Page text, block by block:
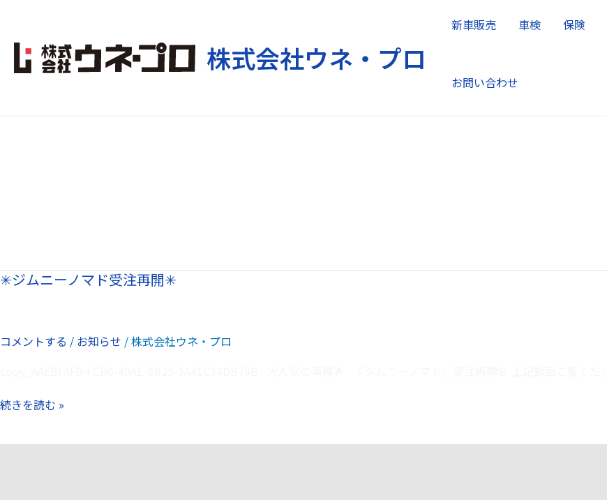
株式会社ウネ・プロ
新車販売 車検 保険
お問い合わせ
✳︎ジムニーノマド受注再開✳︎
コメントする / お知らせ /株式会社ウネ・プロ
✳︎
ー
受
再
続きを読む »